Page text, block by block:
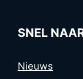
SNEL
Nieuws